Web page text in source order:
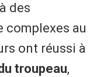
des
complexes au
ont réussi à
troupeau,